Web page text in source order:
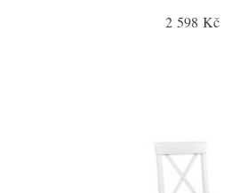
2 598 Kč